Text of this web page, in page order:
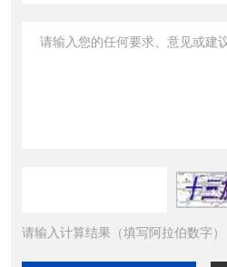
请输入计算结果（填写阿拉伯数字